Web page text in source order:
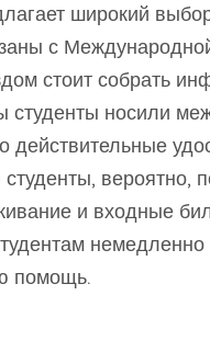
широкий
с
стоит собрать
студенты носили
действительные
студенты, вероятно,
и входные
помощь.